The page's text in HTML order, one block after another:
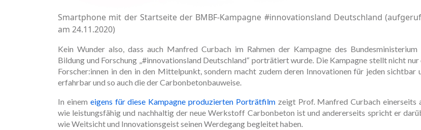
Smartphone mit der Startseite der BMBF-Kampagne #innovationsland Deutschland
am 24.11.2020)
Kein Wunder also, dass auch Manfred Curbach im Rahmen der Kampagne des Bundesministerium
Bildung und Forschung „#innovationsland Deutschland“ porträtiert wurde. Die Kampagne stellt nicht nur
Forscher:innen in den in den Mittelpunkt, sondern macht zudem deren Innovationen für jeden sichtbar
erfahrbar und so auch die der Carbonbetonbauweise.
In einem eigens für diese Kampagne produzierten Porträtfilmzeigt Prof. Manfred Curbach einerseits
wie leistungsfähig und nachhaltig der neue Werkstoff Carbonbeton ist und andererseits spricht er
wie Weitsicht und Innovationsgeist seinen Werdegang begleitet haben.